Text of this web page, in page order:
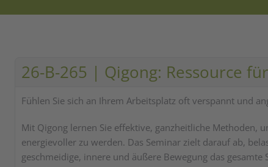
26-B-265 | Qigong: Ressource
Fühlen Sie sich an Ihrem Arbeitsplatz oft verspannt und
Mit Qigong lernen Sie effektive, ganzheitliche Methoden,
energievoller zu werden. Das Seminar zielt darauf ab,
geschmeidige, innere und äußere Bewegung das